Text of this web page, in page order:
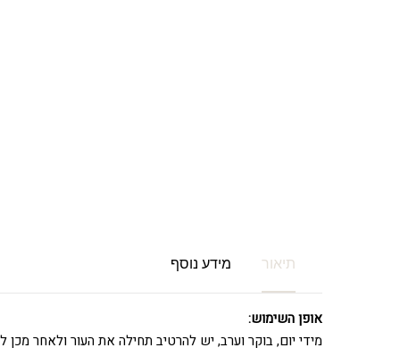
תיאור מידע נוסף
אופן השימוש:
מידי יום, בוקר וערב, יש להרטיב תחילה את העור ולאחר